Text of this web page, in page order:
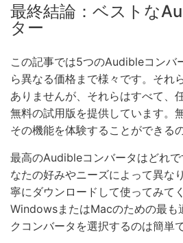
最終結論：ベストな
ター
この記事では5つのAudibleコンバ
ら異なる価格まで様々です。それ
ありませんが、それらはすべて、
無料の試用版を提供しています。
その機能を体験することができるの
最高のAudibleコンバータはどれ
なたの好みやニーズによって異な
寧にダウンロードして使ってみて
WindowsまたはMacのための最も
クコンバータを選択するのは簡単で